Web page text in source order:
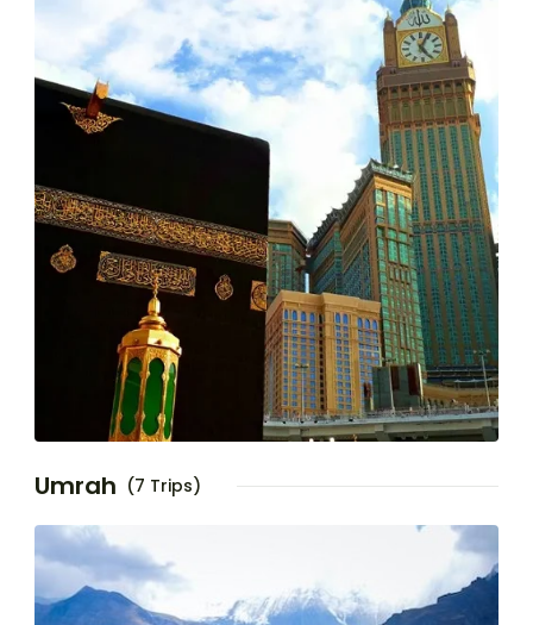
Umrah (7 Trips)